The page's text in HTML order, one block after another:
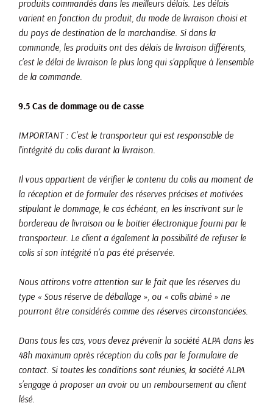
produits commandés dans les meilleurs délais. Les délais
varient en fonction du produit, du mode de livraison choisi et
du pays de destination de la marchandise. Si dans la
commande, les produits ont des délais de livraison différents,
c’est le délai de livraison le plus long qui s’applique à l’ensemble
de la commande.
9.5 Cas de dommage ou de casse
IMPORTANT : C’est le transporteur qui est responsable de
l’intégrité du colis durant la livraison.
Il vous appartient de vérifier le contenu du colis au moment de
la réception et de formuler des réserves précises et motivées
stipulant le dommage, le cas échéant, en les inscrivant sur le
bordereau de livraison ou le boitier électronique fourni par le
transporteur. Le client a également la possibilité de refuser le
colis si son intégrité n’a pas été préservée.
Nous attirons votre attention sur le fait que les réserves du
type « Sous réserve de déballage », ou « colis abimé » ne
pourront être considérés comme des réserves circonstanciées.
Dans tous les cas, vous devez prévenir la société ALPA dans les
48h maximum après réception du colis par le formulaire de
contact. Si toutes les conditions sont réunies, la société ALPA
s’engage à proposer un avoir ou un remboursement au client
lésé.